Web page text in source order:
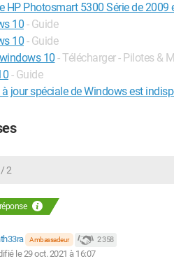
HP Photosmart 5300 Série de 2009
10 - Guide
10 - Guide
10 - Télécharger - Pilotes &
- Guide
jour spéciale de Windows est
/ 2
Ambassadeur 2 358
le 29 oct. 2021 à 16:07